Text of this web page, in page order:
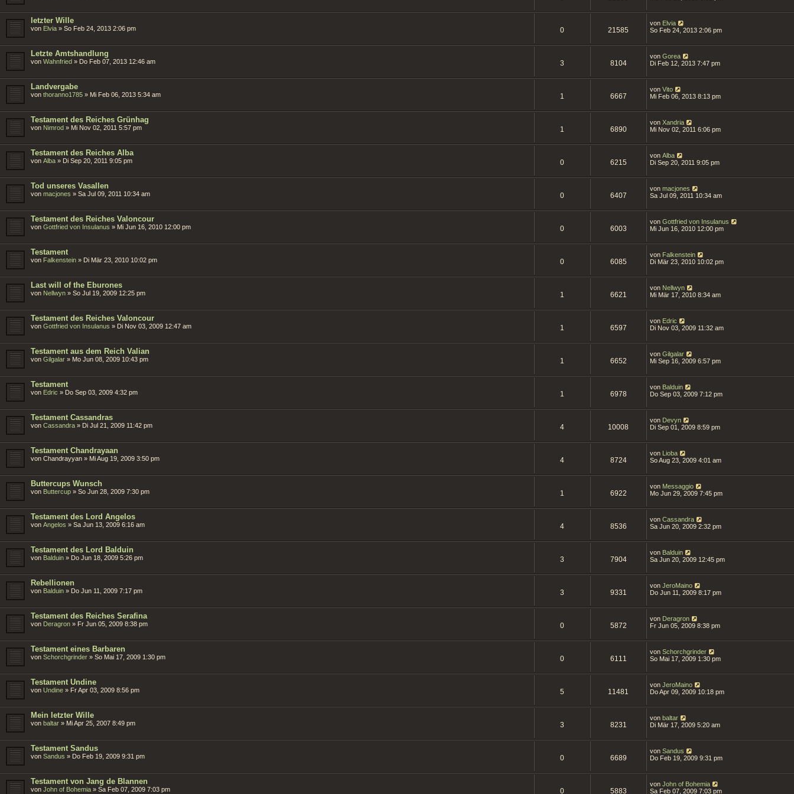
letzter Wille
von Elvia » So Feb 24, 2013 2:06 pm 0 21585
von Elvia
So Feb 24, 2013 2:06 pm
Letzte Amtshandlung
von Wahnfried » Do Feb 07, 2013 12:46 am 3 8104
von Gorea
Di Feb 12, 2013 7:47 pm
Landvergabe
von thoranno1785 » Mi Feb 06, 2013 5:34 am 1 6667
von Vito
Mi Feb 06, 2013 8:13 pm
Testament des Reiches Grünhag
von Nimrod » Mi Nov 02, 2011 5:57 pm 1 6890
von Xandria
Mi Nov 02, 2011 6:06 pm
Testament des Reiches Alba
von Alba » Di Sep 20, 2011 9:05 pm 0 6215
von Alba
Di Sep 20, 2011 9:05 pm
Tod unseres Vasallen
von macjones » Sa Jul 09, 2011 10:34 am 0 6407
von macjones
Sa Jul 09, 2011 10:34 am
Testament des Reiches Valoncour
von Gottfried von Insulanus » Mi Jun 16, 2010 12:00 pm 0 6003
von Gottfried von Insulanus
Mi Jun 16, 2010 12:00 pm
Testament
von Falkenstein » Di Mär 23, 2010 10:02 pm 0 6085
von Falkenstein
Di Mär 23, 2010 10:02 pm
Last will of the Eburones
von Nellwyn » So Jul 19, 2009 12:25 pm 1 6621
von Nellwyn
Mi Mär 17, 2010 8:34 am
Testament des Reiches Valoncour
von Gottfried von Insulanus » Di Nov 03, 2009 12:47 am 1 6597
von Edric
Di Nov 03, 2009 11:32 am
Testament aus dem Reich Valian
von Gilgalar » Mo Jun 08, 2009 10:43 pm 1 6652
von Gilgalar
Mi Sep 16, 2009 6:57 pm
Testament
von Edric » Do Sep 03, 2009 4:32 pm 1 6978
von Balduin
Do Sep 03, 2009 7:12 pm
Testament Cassandras
von Cassandra » Di Jul 21, 2009 11:42 pm 4 10008
von Devyn
Di Sep 01, 2009 8:59 pm
Testament Chandrayaan
von Chandrayyan » Mi Aug 19, 2009 3:50 pm 4 8724
von Lioba
So Aug 23, 2009 4:01 am
Buttercups Wunsch
von Buttercup » So Jun 28, 2009 7:30 pm 1 6922
von Messaggio
Mo Jun 29, 2009 7:45 pm
Testament des Lord Angelos
von Angelos » Sa Jun 13, 2009 6:16 am 4 8536
von Cassandra
Sa Jun 20, 2009 2:32 pm
Testament des Lord Balduin
von Balduin » Do Jun 18, 2009 5:26 pm 3 7904
von Balduin
Sa Jun 20, 2009 12:45 pm
Rebellionen
von Balduin » Do Jun 11, 2009 7:17 pm 3 9331
von JeroMaino
Do Jun 11, 2009 8:17 pm
Testament des Reiches Serafina
von Deragron » Fr Jun 05, 2009 8:38 pm 0 5872
von Deragron
Fr Jun 05, 2009 8:38 pm
Testament eines Barbaren
von Schorchgrinder » So Mai 17, 2009 1:30 pm 0 6111
von Schorchgrinder
So Mai 17, 2009 1:30 pm
Testament Undine
von Undine » Fr Apr 03, 2009 8:56 pm 5 11481
von JeroMaino
Do Apr 09, 2009 10:18 pm
Mein letzter Wille
von baltar » Mi Apr 25, 2007 8:49 pm 3 8231
von baltar
Di Mär 17, 2009 5:20 am
Testament Sandus
von Sandus » Do Feb 19, 2009 9:31 pm 0 6689
von Sandus
Do Feb 19, 2009 9:31 pm
Testament von Jang de Blannen
von John of Bohemia » Sa Feb 07, 2009 7:03 pm 0 5883
von John of Bohemia
Sa Feb 07, 2009 7:03 pm